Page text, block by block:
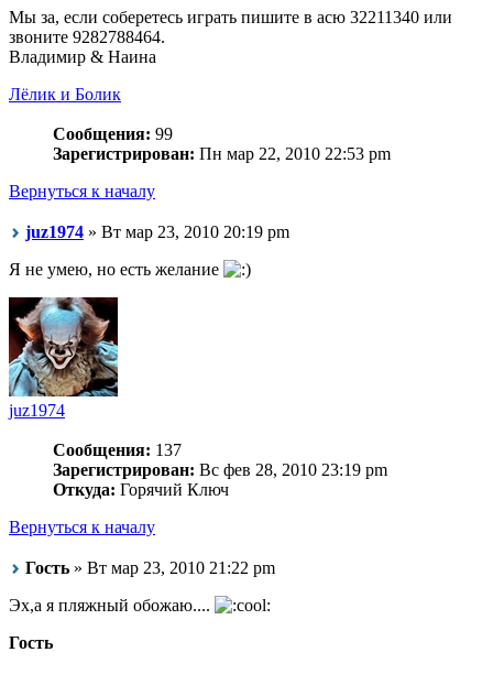
Мы за, если соберетесь играть пишите в асю 32211340 или
звоните 9282788464.
Владимир & Наина
Лёлик и Болик
Сообщения: 99
Зарегистрирован: Пн мар 22, 2010 22:53 pm
Вернуться к началу
juz1974 » Вт мар 23, 2010 20:19 pm
Я не умею, но есть желание
juz1974
Сообщения: 137
Зарегистрирован: Вс фев 28, 2010 23:19 pm
Откуда: Горячий Ключ
Вернуться к началу
Гость » Вт мар 23, 2010 21:22 pm
Эх,а я пляжный обожаю....
Гость